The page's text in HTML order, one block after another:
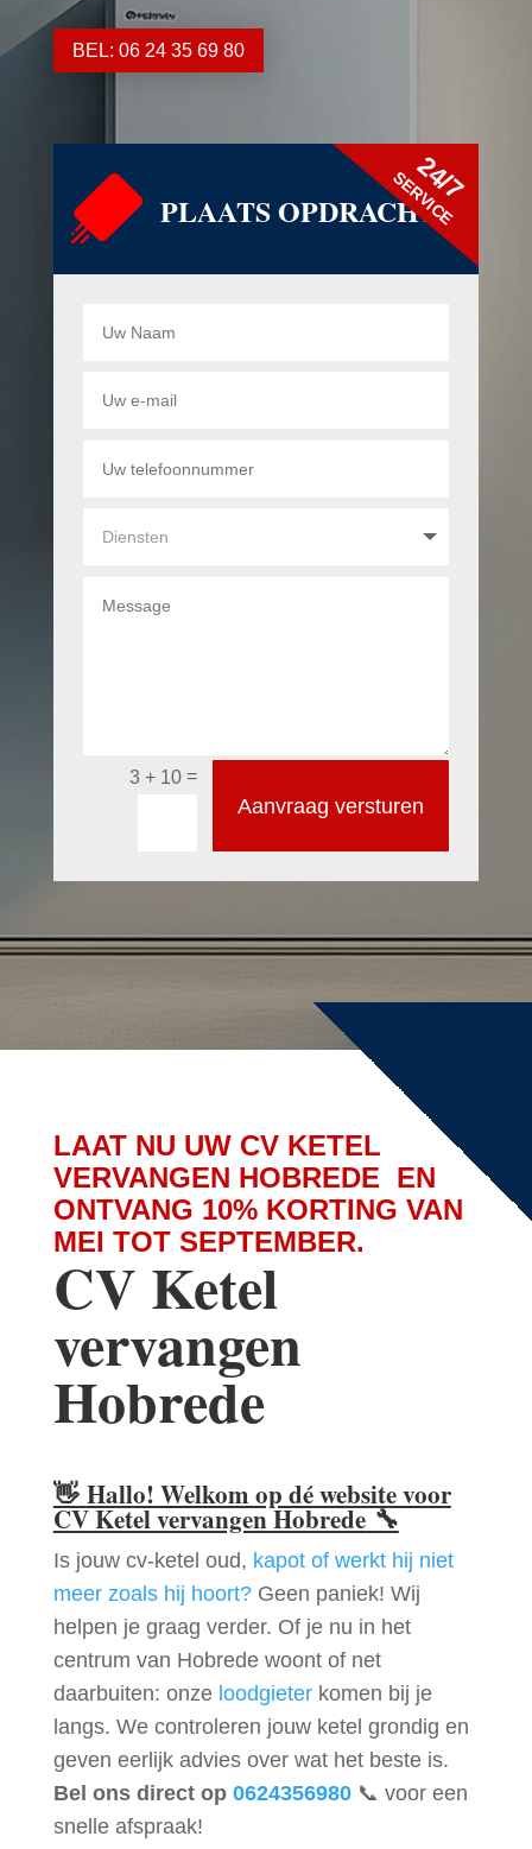
BEL: 06 24 35 69 80
PLAATS OPDRACHT
24/7
SERVICE
3 + 10=
Aanvraag versturen
LAAT NU UW CV KETEL
VERVANGEN HOBREDE EN
ONTVANG 10% KORTING VAN
MEI TOT SEPTEMBER.
CV Ketel
vervangen
Hobrede
👋 Hallo! Welkom op dé website voor
CV Ketel vervangen Hobrede🔧
Is jouw cv-ketel oud, kapot of werkt hij niet
meer zoals hij hoort?Geen paniek! Wij
helpen je graag verder. Of je nu in het
centrum van Hobrede woont of net
daarbuiten: onze loodgieterkomen bij je
langs. We controleren jouw ketel grondig en
geven eerlijk advies over wat het beste is.
Bel ons direct op 0624356980📞 voor een
snelle afspraak!